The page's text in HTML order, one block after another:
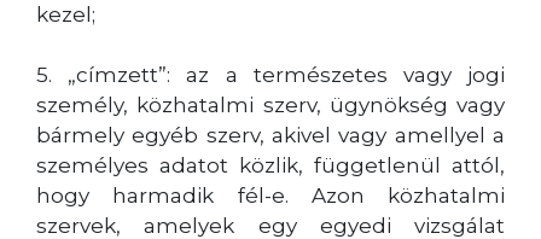
kezel;
5. „címzett”: az a természetes vagy jogi
személy, közhatalmi szerv, ügynökség vagy
bármely egyéb szerv, akivel vagy amellyel a
személyes adatot közlik, függetlenül attól,
hogy harmadik fél-e. Azon közhatalmi
szervek, amelyek egy egyedi vizsgálat